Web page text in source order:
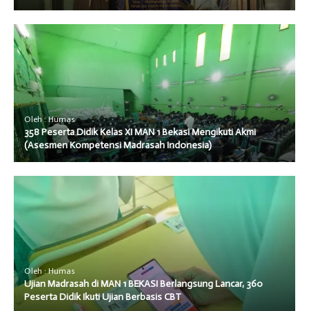
Oleh : Humas
358 Peserta Didik Kelas XI MAN 1 Bekasi Mengikuti Akmi
(Asesmen Kompetensi Madrasah Indonesia)
Oleh : Humas
Ujian Madrasah di MAN 1 BEKASI Berlangsung Lancar, 360
Peserta Didik Ikuti Ujian Berbasis CBT